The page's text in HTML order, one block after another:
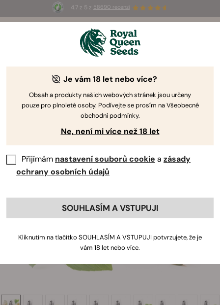
4.7 z 5 z 58690 recenzí
3 semínka White Widow Auto
Je vám 18 let nebo více?
Obsah a produkty našich webových stránek jsou určeny
pouze pro plnoleté osoby. Podívejte se prosím na Všeobecné
obchodní podmínky.
Ne, není mi více než 18 let
Přijímám nastavení souborů cookie a zásady
ochrany osobních údajů
SOUHLASÍM A VSTUPUJI
Kliknutím na tlačítko SOUHLASÍM A VSTUPUJI potvrzujete, že je
vám 18 let nebo více.